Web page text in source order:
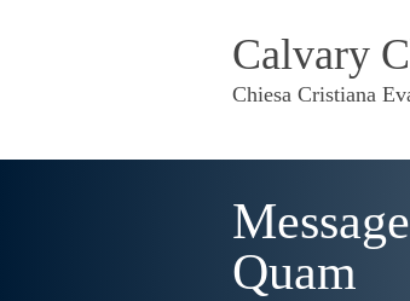
Calvary
Chiesa Cristiana
Quam